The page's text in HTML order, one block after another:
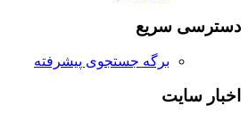
دسترسی سریع
برگه جستجوی پیشرفته
اخبار سایت